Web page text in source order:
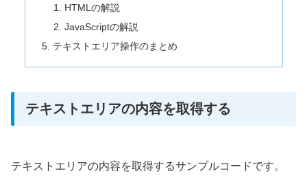
HTMLの解説
JavaScriptの解説
テキストエリア操作のまとめ
テキストエリアの内容を取得する
テキストエリアの内容を取得するサンプルコードです。